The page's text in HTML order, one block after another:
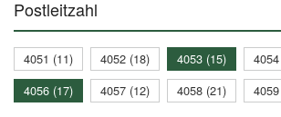
Postleitzahl
4051 (11) 4052 (18) 4053 (15)
4056 (17)
4057 (12) 4058 (21)